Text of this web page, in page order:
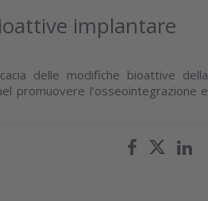
implantare
delle modifiche bioattive della
promuovere l’osseointegrazione e